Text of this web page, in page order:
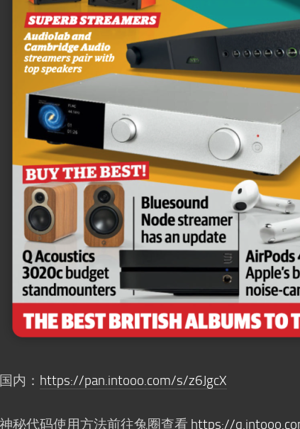
国内： https://pan.intooo.com/s/z6JgcX
神秘代码使用方法前往兔圈查看 https://